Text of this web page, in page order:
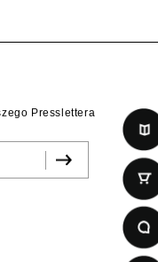
Presslettera